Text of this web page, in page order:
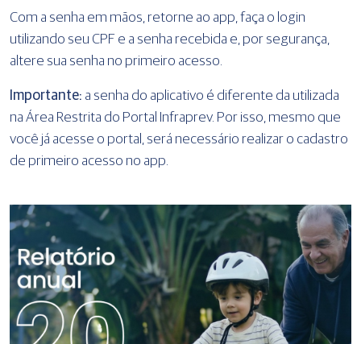
Com a senha em mãos, retorne ao app, faça o login
utilizando seu CPF e a senha recebida e, por segurança,
altere sua senha no primeiro acesso.
Importante: a senha do aplicativo é diferente da utilizada
na Área Restrita do Portal Infraprev. Por isso, mesmo que
você já acesse o portal, será necessário realizar o cadastro
de primeiro acesso no app.